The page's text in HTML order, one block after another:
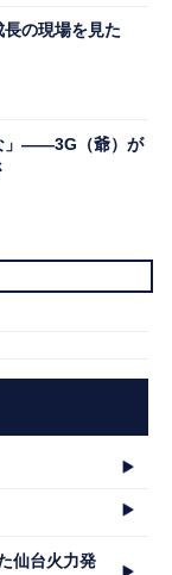
の現場を見た
」――3G（爺）が
仙台火力発